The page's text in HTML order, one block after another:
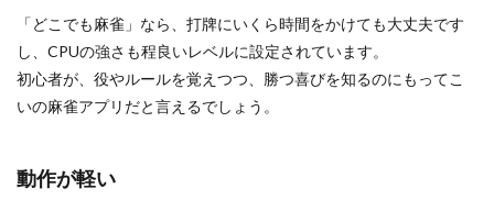
「どこでも麻雀」なら、打牌にいくら時間をかけても大丈夫です
し、CPUの強さも程良いレベルに設定されています。
初心者が、役やルールを覚えつつ、勝つ喜びを知るのにもってこ
いの麻雀アプリだと言えるでしょう。
動作が軽い